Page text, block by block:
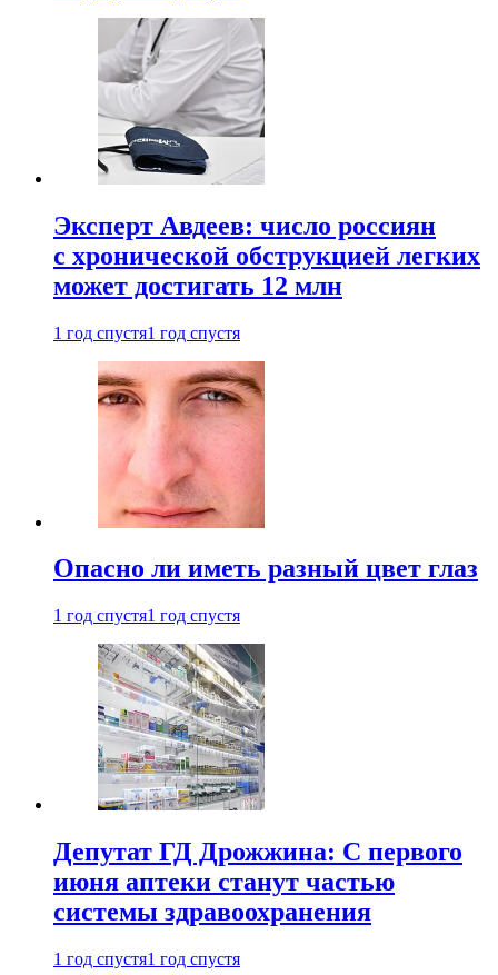
Эксперт Авдеев: число россиян
с хронической обструкцией легких
может достигать 12 млн
1 год спустя1 год спустя
Опасно ли иметь разный цвет глаз
1 год спустя1 год спустя
Депутат ГД Дрожжина: С первого
июня аптеки станут частью
системы здравоохранения
1 год спустя1 год спустя